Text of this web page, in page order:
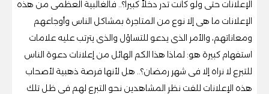
الإعلانات حتى ولو كانت تدر دخلاً كبيراً؟.. فالغالبية العظمى من هذه
الإعلانات ما هى إلا نوع من المتاجرة بمشاكل الناس وأوجاعهم
ومعاناتهم، والأمر الذى يدعو للتساؤل والذى يترتب عليه علامات
استفهام كبيرة هو: لماذا هذا الكم الهائل من إعلانات دعوة الناس
للتبرع لا نراه إلا فى شهر رمضان؟.. هل لأنها فرصة ذهبية لأصحاب
هذه الإعلانات للفت نظر المشاهدين نحو التبرع لهم فى ظل تلك